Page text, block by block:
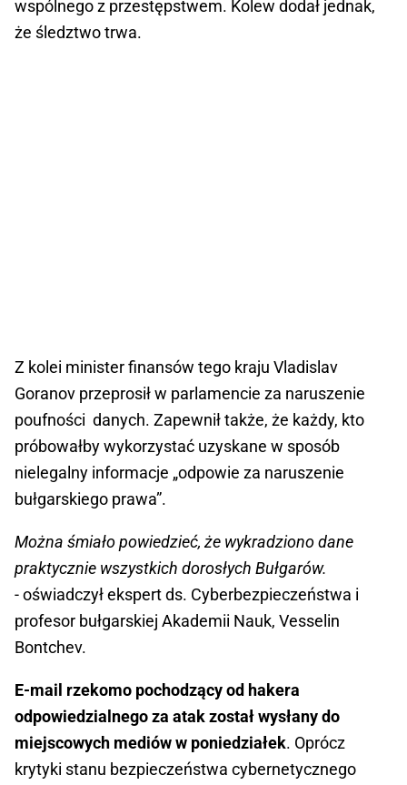
wspólnego z przestępstwem. Kolew dodał jednak,
że śledztwo trwa.
Z kolei minister finansów tego kraju Vladislav
Goranov przeprosił w parlamencie za naruszenie
poufności danych. Zapewnił także, że każdy, kto
próbowałby wykorzystać uzyskane w sposób
nielegalny informacje „odpowie za naruszenie
bułgarskiego prawa”.
Można śmiało powiedzieć, że wykradziono dane
praktycznie wszystkich dorosłych Bułgarów.
- oświadczył ekspert ds. Cyberbezpieczeństwa i
profesor bułgarskiej Akademii Nauk, Vesselin
Bontchev.
E-mail rzekomo pochodzący od hakera
odpowiedzialnego za atak został wysłany do
miejscowych mediów w poniedziałek. Oprócz
krytyki stanu bezpieczeństwa cybernetycznego